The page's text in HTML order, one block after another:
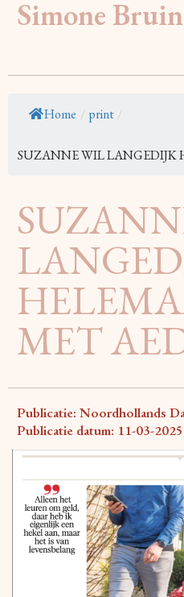
Simone Bruin
Home / print /
SUZANNE WIL LANGEDIJK
MET
Publicatie: Noordhollands
Publicatie datum: 11-03-2025